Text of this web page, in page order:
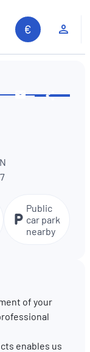
Share
Public
car park
nearby
of your
enables us